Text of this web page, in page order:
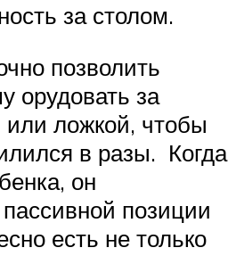
за столом.
позволить
орудовать за
или ложкой, чтобы
в разы. Когда
он
позиции
есть не только